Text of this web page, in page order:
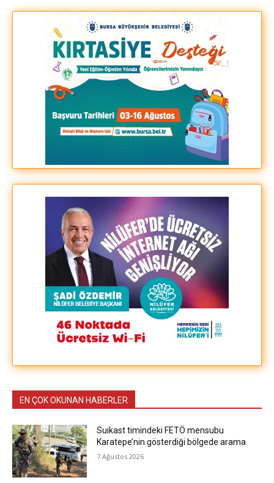
EN ÇOK OKUNAN HABERLER
Suikast timindeki FETÖ mensubu
Karatepe’nin gösterdiği bölgede arama
7 Ağustos 2026